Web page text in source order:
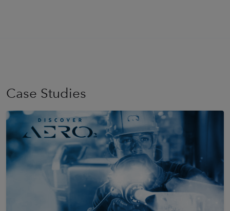
Case Studies